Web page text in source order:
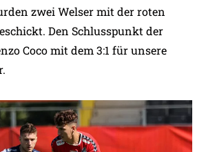
zwei Welser mit der roten
Den Schlusspunkt der
Coco mit dem 3:1 für unsere